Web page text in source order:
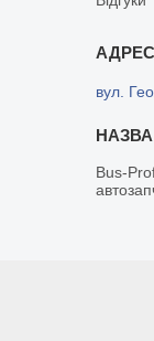
вул.
Bus-